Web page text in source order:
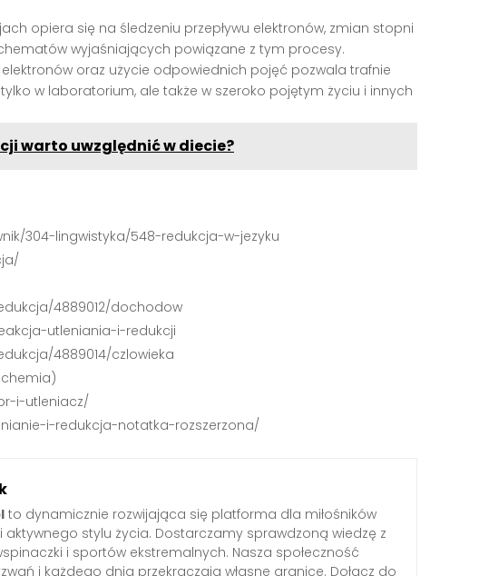
opiera się na śledzeniu przepływu elektronów, zmian stopni
wyjaśniających powiązane z tym procesy.
oraz użycie odpowiednich pojęć pozwala trafnie
w laboratorium, ale także w szeroko pojętym życiu i innych
warto uwzględnić w diecie?
304-lingwistyka/548-redukcja-w-jezyku
4889012/dochodow
utleniania-i-redukcji
4889014/czlowieka
i-utleniacz/
i-redukcja-notatka-rozszerzona/
to dynamicznie rozwijająca się platforma dla miłośników
stylu życia. Dostarczamy sprawdzoną wiedzę z
i sportów ekstremalnych. Nasza społeczność
i każdego dnia przekraczają własne granice. Dołącz do